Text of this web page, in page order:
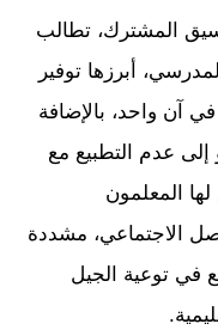
المشترك، تطالب
أبرزها توفير
آن واحد، بالإضافة
إلى عدم التطبيع مع
المعلمون
الاجتماعي، مشددة
في توعية الجيل